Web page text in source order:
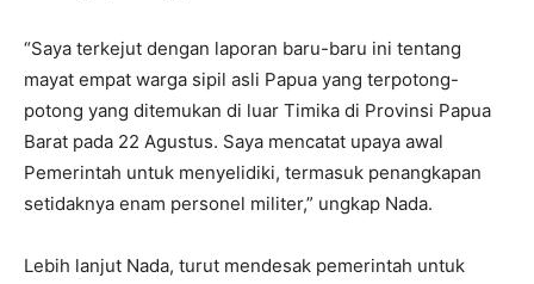
“Saya terkejut dengan laporan baru-baru ini tentang
mayat empat warga sipil asli Papua yang terpotong-
potong yang ditemukan di luar Timika di Provinsi Papua
Barat pada 22 Agustus. Saya mencatat upaya awal
Pemerintah untuk menyelidiki, termasuk penangkapan
setidaknya enam personel militer,” ungkap Nada.
Lebih lanjut Nada, turut mendesak pemerintah untuk